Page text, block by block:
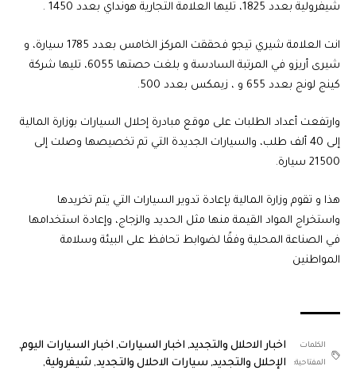
شيفرولية بعدد 1825، تليها العلامة التجارية هونداي بعدد 1450 .
انت العلامة شيري تيجو فحققت المركز الخامس بعدد 1785 سيارة، و
شيرى أريزو في المرتبة السادسة و بلغت حصتها 6055، تليها شركة
كينج لونج بعدد 655 و ، زيمكس بعدد 500.
وارتفعت أعداد الطلبات على موقع مبادرة إحلال السيارات بوزارة المالية
إلى 40 ألف طلب، والسيارات الجديدة التي تم تخصيصها وصلت إلى
21500 سيارة.
هذا و تقوم وزارة المالية بإعادة تدوير السيارات التي يتم تخريدها
واستخراج المواد القيمة منها مثل الحديد والزجاج، وإعادة استخدامها
في الصناعة المحلية وفقًا لضوابط تحافظ على البيئة وسلامة
المواطنين
الكلمات
المفتاحية:
اخبار الاحلال والتجديد, اخبار السيارات, اخبار السيارات اليوم,
الإحلال والتجديد, سيارات الاحلال والتجديد, شيفرولية,